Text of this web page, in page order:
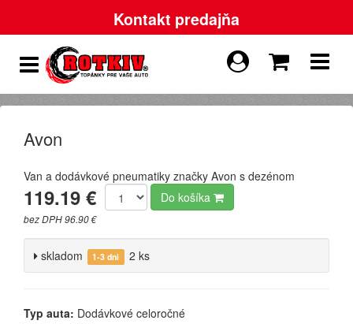
Kontakt predajňa
Avon
Van a dodávkové pneumatiky značky Avon s dezénom
119.19 €
bez DPH 96.90 €
Do košíka
skladom 1-3 dni 2 ks
Typ auta: Dodávkové celoročné